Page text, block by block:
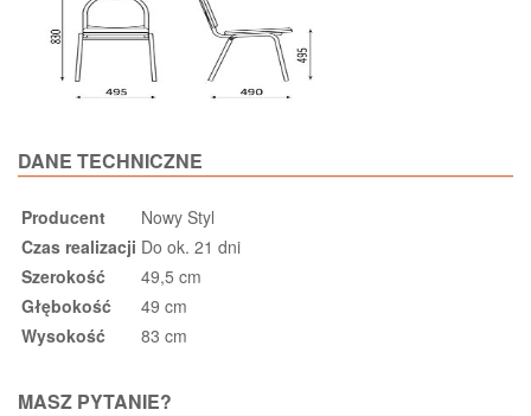
DANE TECHNICZNE
Producent
Nowy Styl
Czas realizacji Do ok. 21 dni
Szerokość
49,5 cm
Głębokość
49 cm
Wysokość
83 cm
MASZ PYTANIE?